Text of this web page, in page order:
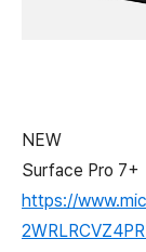
NEW
Surface Pro 7+
https://